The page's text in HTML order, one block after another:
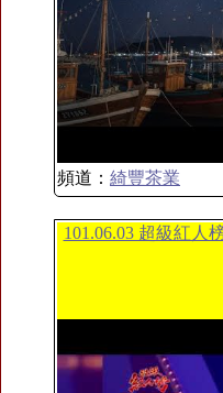
頻道： 綺豐茶業
101.06.03 超級紅人